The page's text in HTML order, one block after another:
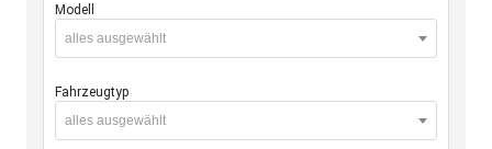
Modell
alles ausgewählt
Fahrzeugtyp
alles ausgewählt